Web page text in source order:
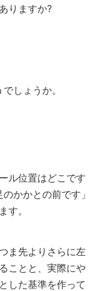
りますか?
しょうか。
ル位置はどこです
かかとの前です」
す。
ま先よりさらに左
ことと、実際にや
した基準を作って